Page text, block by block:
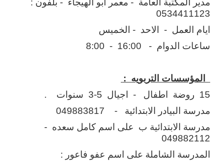
مدير المكتبة العامة - معمر ابو الهيجاء - بلفون :
0534411123
ايام العمل - الاحد - الخميس
ساعات الدوام - 16:00 - 8:00
المؤسسات التربويه :
15 روضة اطفال - اجيال 5-3 سنوات .
مدرسة البيادر الابتدائية - 049883817
مدرسة الابتدائية ب على اسم كامل سعده -
049882112
المدرسة الشاملة على اسم عفو فاعور :